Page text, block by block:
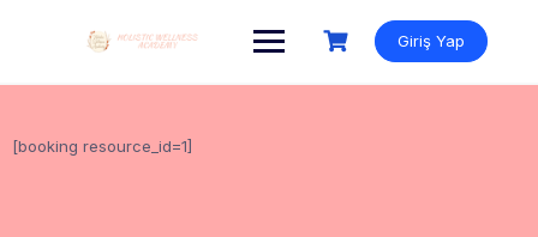
Giriş Yap
[booking resource_id=1]